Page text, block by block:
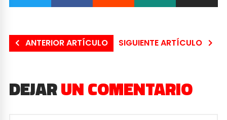
ANTERIOR ARTÍCULO SIGUIENTE ARTÍCULO
DEJARUN COMENTARIO